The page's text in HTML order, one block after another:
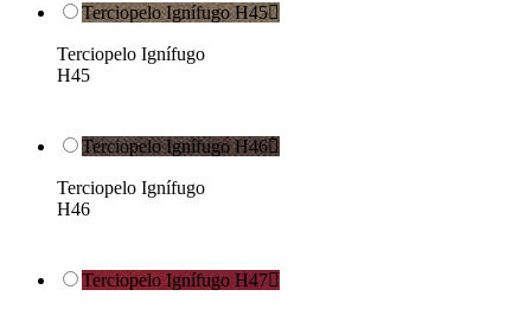
Terciopelo Ignífugo H45
Terciopelo Ignífugo
H45
Terciopelo Ignífugo H46
Terciopelo Ignífugo
H46
Terciopelo Ignífugo H47